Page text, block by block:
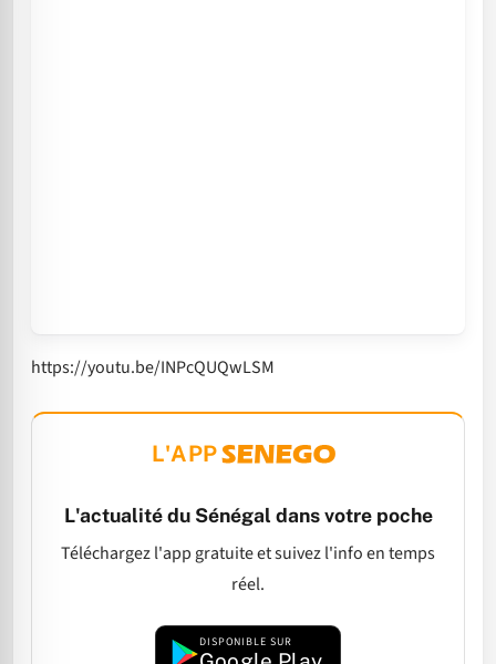
https://youtu.be/INPcQUQwLSM
L'APP
L'actualité du Sénégal dans votre poche
Téléchargez l'app gratuite et suivez l'info en temps
réel.
DISPONIBLE SUR